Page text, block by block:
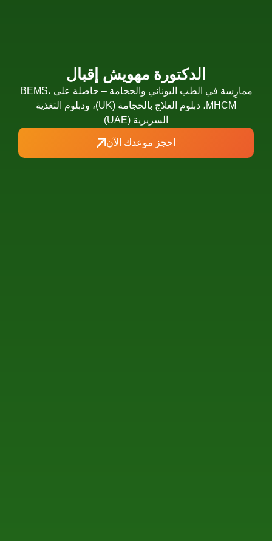
الدكتورة مهويش إقبال
ممارِسة في الطب اليوناني والحجامة – حاصلة على BEMS،
MHCM، دبلوم العلاج بالحجامة (UK)، ودبلوم التغذية
السريرية (UAE)
احجز موعدك الآن